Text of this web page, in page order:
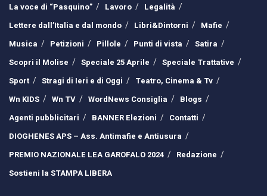
La voce di “Pasquino”
Lavoro
Legalità
Lettere dall’Italia e dal mondo
Libri&Dintorni
Mafie
Musica
Petizioni Pillole Punti di vista
Satira
Scopri il Molise
Speciale 25 Aprile
Speciale Trattative
Sport
Stragi di Ieri e di Oggi
Teatro, Cinema & Tv
Wn KIDS
Wn TV WordNews Consiglia
Blogs
Agenti pubblicitari
BANNER Elezioni
Contatti
DIOGHENES APS – Ass. Antimafie e Antiusura
PREMIO NAZIONALE LEA GAROFALO 2024
Redazione
Sostieni la STAMPA LIBERA